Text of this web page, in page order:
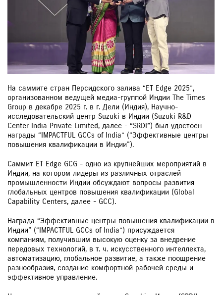
На саммите стран Персидского залива “ET Edge 2025”,
организованном ведущей медиа-группой Индии The Times
Group в декабре 2025 г. в г. Дели (Индия), Научно-
исследовательский центр Suzuki в Индии (Suzuki R&D
Center India Private Limited, далее - “SRDI”) был удостоен
награды “IMPACTFUL GCCs of India” (“Эффективные центры
повышения квалификации в Индии").
Саммит ET Edge GCG - одно из крупнейших мероприятий в
Индии, на котором лидеры из различных отраслей
промышленности Индии обсуждают вопросы развития
глобальных центров повышения квалификации (Global
Capability Centers, далее - GCC).
Награда “Эффективные центры повышения квалификации в
Индии" (“IMPACTFUL GCCs of India”) присуждается
компаниям, получившим высокую оценку за внедрение
передовых технологий, в т. ч. искусственного интеллекта,
автоматизацию, глобальное развитие, а также поощрение
разнообразия, создание комфортной рабочей среды и
эффективное управление.